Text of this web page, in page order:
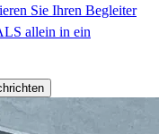
Sie Ihren Begleiter
allein in ein